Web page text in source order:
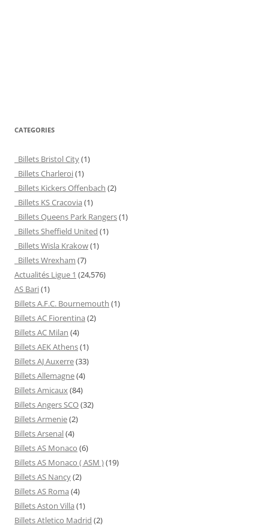
CATEGORIES
Billets Bristol City(1)
Billets Charleroi(1)
Billets Kickers Offenbach (2)
Billets KS Cracovia (1)
Billets Queens Park Rangers(1)
Billets Sheffield United (1)
Billets Wisla Krakow(1)
Billets Wrexham (7)
Actualités Ligue 1 (24,576)
AS Bari(1)
Billets A.F.C. Bournemouth (1)
Billets AC Fiorentina (2)
Billets AC Milan (4)
Billets AEK Athens(1)
Billets AJ Auxerre(33)
Billets Allemagne(4)
Billets Amicaux(84)
Billets Angers SCO(32)
Billets Armenie(2)
Billets Arsenal(4)
Billets AS Monaco (6)
Billets AS Monaco ( ASM )(19)
Billets AS Nancy(2)
Billets AS Roma (4)
Billets Aston Villa (1)
Billets Atletico Madrid (2)